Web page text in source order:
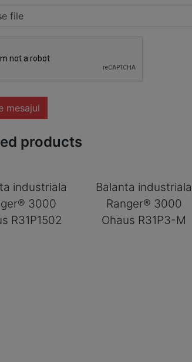
file
mesajul
products
industriala
3000
R31P1502
Balanta industriala
Ranger® 3000
Ohaus R31P3-M